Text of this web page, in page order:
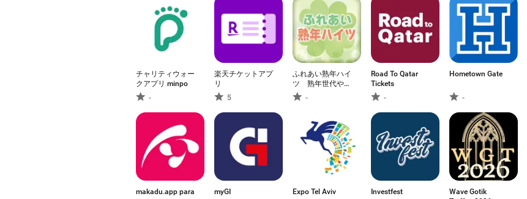
チャリティウォー
クアプリ minpo
-
楽天チケットアプ
リ
5
ふれあい熟年ハイ
ツ 熟年世代や中
高年の恋愛チャッ
トアプリ
-
Road To Qatar
Tickets
-
Hometown Gate
-
makadu.app para
myGI Expo Tel Aviv Investfest
Wave Gotik